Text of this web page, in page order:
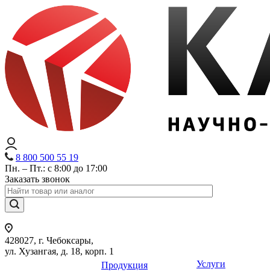
8 800 500 55 19
Пн. – Пт.: с 8:00 до 17:00
Заказать звонок
428027, г. Чебоксары,
ул. Хузангая, д. 18, корп. 1
Продукция
Услуги